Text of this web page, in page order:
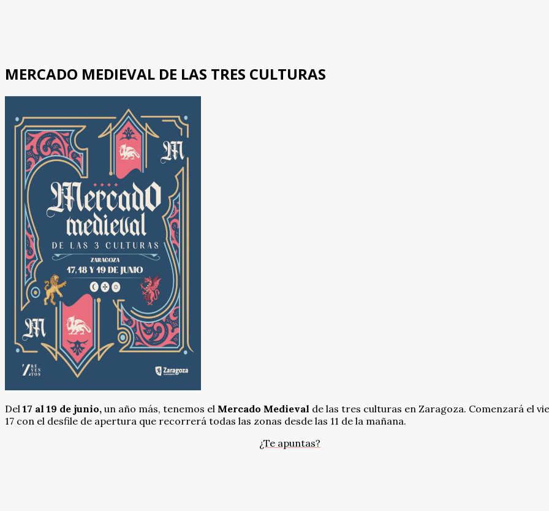
MERCADO MEDIEVAL DE LAS TRES CULTURAS
Del 17 al 19 de junio, un año más, tenemos el Mercado Medieval de las tres culturas en Zaragoza. Comenzará el
17 con el desfile de apertura que recorrerá todas las zonas desde las 11 de la mañana.
¿Te apuntas?